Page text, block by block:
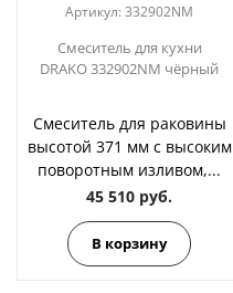
Артикул:332902NM
Смеситель для кухни
DRAKO 332902NM чёрный
Смеситель для раковины
высотой 371 мм с высоким
поворотным изливом,...
45 510 руб.
В корзину